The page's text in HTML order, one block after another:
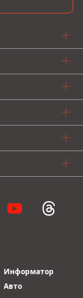
Информатор
Авто